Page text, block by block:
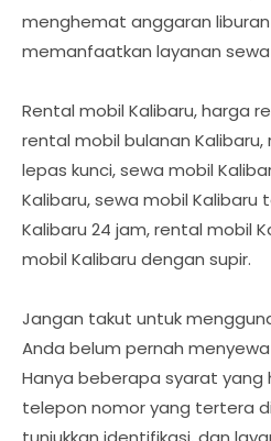
menghemat anggaran
memanfaatkan layanan sewa
Rental mobil Kalibaru, harga
rental mobil bulanan Kalibaru,
lepas kunci, sewa mobil
Kalibaru, sewa mobil Kalibaru
Kalibaru 24 jam, rental mobil
mobil Kalibaru dengan supir.
Jangan takut untuk
Anda belum pernah
Hanya beberapa syarat yang
telepon nomor yang tertera